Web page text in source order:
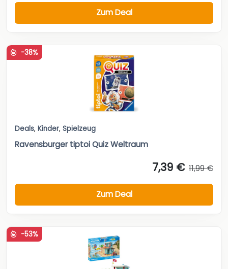
Zum Deal
-38%
Deals, Kinder, Spielzeug
Ravensburger tiptoi Quiz Weltraum
7,39 € 11,99 €
Zum Deal
-53%